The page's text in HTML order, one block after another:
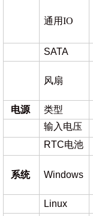
通用IO
SATA
风扇
电源
类型
输入电压
RTC电池
系统 Windows
Linux